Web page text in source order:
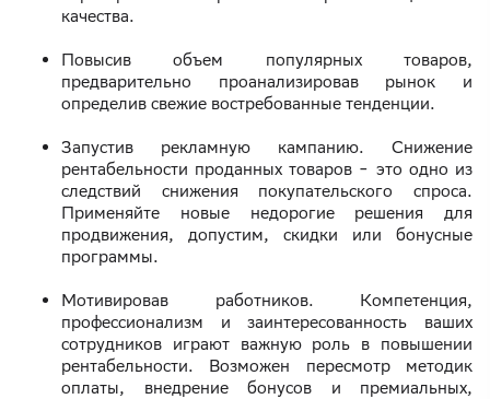
качества.
Повысив объем популярных товаров,
предварительно проанализировав рынок и
определив свежие востребованные тенденции.
Запустив рекламную кампанию. Снижение
рентабельности проданных товаров ‒ это одно из
следствий снижения покупательского спроса.
Применяйте новые недорогие решения для
продвижения, допустим, скидки или бонусные
программы.
Мотивировав работников. Компетенция,
профессионализм и заинтересованность ваших
сотрудников играют важную роль в повышении
рентабельности. Возможен пересмотр методик
оплаты, внедрение бонусов и премиальных,